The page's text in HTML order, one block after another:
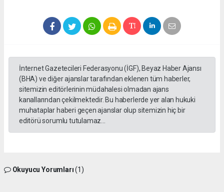
İnternet Gazetecileri Federasyonu (İGF), Beyaz Haber Ajansı
(BHA) ve diğer ajanslar tarafından eklenen tüm haberler,
sitemizin editörlerinin müdahalesi olmadan ajans
kanallarından çekilmektedir. Bu haberlerde yer alan hukuki
muhataplar haberi geçen ajanslar olup sitemizin hiç bir
editörü sorumlu tutulamaz...
Okuyucu Yorumları(1)